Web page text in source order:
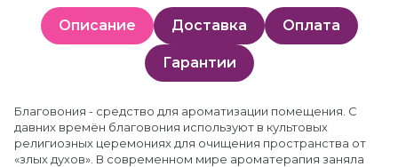
Описание Доставка Оплата
Гарантии
Благовония - средство для ароматизации помещения. С
давних времён благовония используют в культовых
религиозных церемониях для очищения пространства от
«злых духов». В современном мире ароматерапия заняла